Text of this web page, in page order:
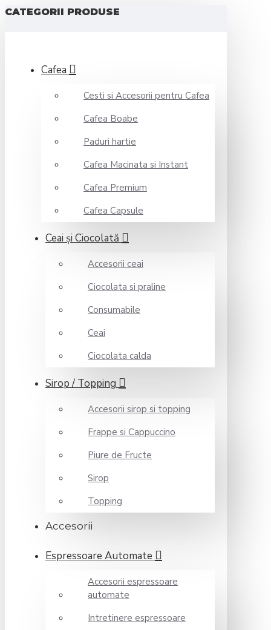
CATEGORII PRODUSE
Cafea
Cesti si Accesorii pentru Cafea
Cafea Boabe
Paduri hartie
Cafea Macinata si Instant
Cafea Premium
Cafea Capsule
Ceai şi Ciocolată
Accesorii ceai
Ciocolata si praline
Consumabile
Ceai
Ciocolata calda
Sirop / Topping
Accesorii sirop si topping
Frappe si Cappuccino
Piure de Fructe
Sirop
Topping
Accesorii
Espressoare Automate
Accesorii espressoare
automate
Intretinere espressoare